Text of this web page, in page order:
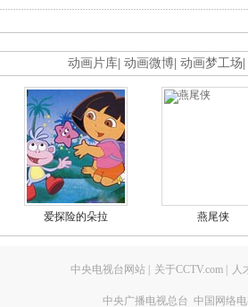
动画片库 动画微博 动画梦工场
爱探险的朵拉 燕尾侠
中央电视台网站 关于CCTV.com 人
中央广播电视总台 中国网络